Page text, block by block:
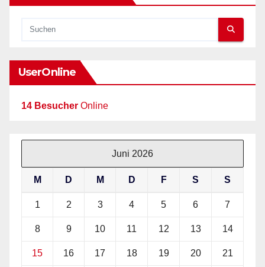
UserOnline
14 Besucher Online
Juni 2026
M D M D F S S
1 2 3 4 5 6 7
8 9 10 11 12 13 14
15 16 17 18 19 20 21